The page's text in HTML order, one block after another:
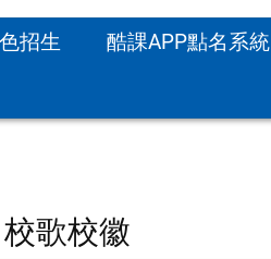
招生 酷課APP點名系統
校歌校徽